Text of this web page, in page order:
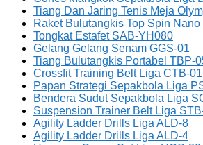
Tiang Dan Jaring Tenis Meja
Raket Bulutangkis Top Spin Nano
Tongkat Estafet SAB-YH080
Gelang Gelang Senam GGS-01
Tiang Bulutangkis Portabel TBP-
Crossfit Training Belt Liga CTB-01
Papan Strategi Sepakbola Liga
Bendera Sudut Sepakbola Liga
Suspension Trainer Belt Liga
Agility Ladder Drills Liga ALD-8
Agility Ladder Drills Liga ALD-4